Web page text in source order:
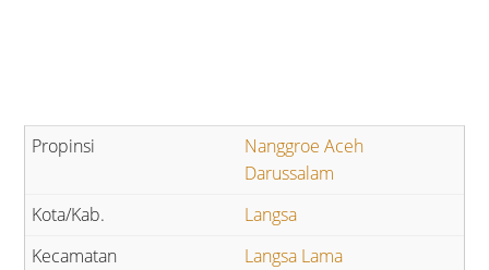
Nanggroe Aceh
Darussalam
Langsa
Langsa Lama